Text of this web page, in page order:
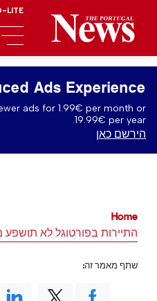
LITE
Ads Experience
ads for 1.99€ per month or
19.99€ per year.
הירשם כאן
Home
התיירות בפורטוגל לא
שתף מאמר זה: